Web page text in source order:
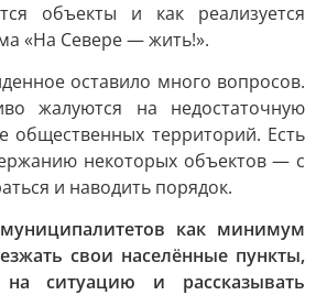
объекты и как реализуется
«На Севере — жить!».
оставило много вопросов.
жалуются на недостаточную
общественных территорий. Есть
некоторых объектов — с
и наводить порядок.
как минимум
свои населённые пункты,
ситуацию и рассказывать